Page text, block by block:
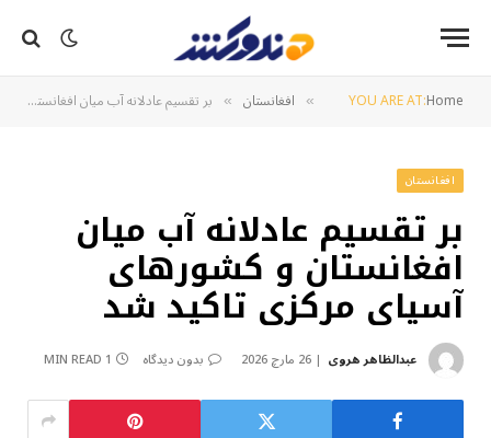
YOU ARE AT:Home
» افغانستان » بر تقسیم عادلانه آب میان افغانستان و کشورهای آسیای مرکزی تاکید شد
افغانستان
بر تقسیم عادلانه آب میان
افغانستان و کشورهای
آسیای مرکزی تاکید شد
عبدالظاهر هروی 26 مارچ 2026 بدون دیدگاه 1 MIN READ